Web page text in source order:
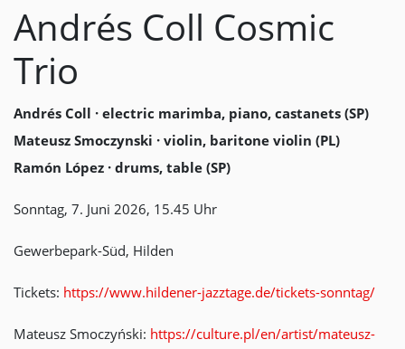
Andrés Coll Cosmic
Trio
Andrés Coll · electric marimba, piano, castanets (SP)
Mateusz Smoczynski · violin, baritone violin (PL)
Ramón López · drums, table (SP)
Sonntag, 7. Juni 2026, 15.45 Uhr
Gewerbepark-Süd, Hilden
Tickets: https://www.hildener-jazztage.de/tickets-sonntag/
Mateusz Smoczyński: https://culture.pl/en/artist/mateusz-